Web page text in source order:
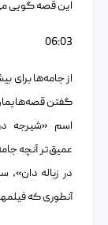
این قصه گویی
06:03
از جامه‌ها برای
گفتن
اسم «شیرجه
عمیق‌تر آنچه
در زباله
آنطوری که